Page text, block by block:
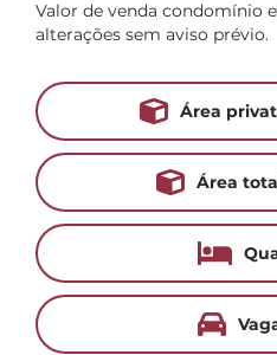
Valor de venda condomínio
alterações sem aviso prévio.
Área
Área